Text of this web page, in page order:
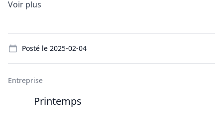
Voir plus
Posté le 2025-02-04
Entreprise
Printemps